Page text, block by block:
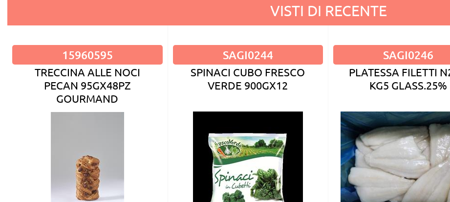
VISTI DI RECENTE
15960595
TRECCINA ALLE NOCI
PECAN 95GX48PZ
GOURMAND
SAGI0244
SPINACI CUBO FRESCO
VERDE 900GX12
SAGI0246
PLATESSA FILETTI
KG5 GLASS.25%